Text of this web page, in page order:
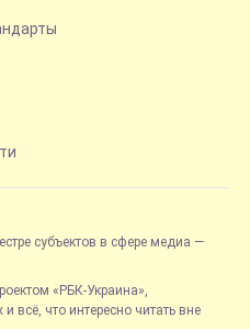
субъектов в сфере медиа —
«РБК-Украина»,
всё, что интересно читать вне